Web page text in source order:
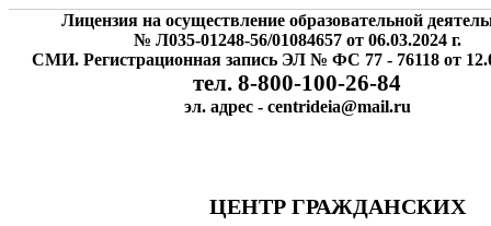
Лицензия на осуществление образовательной
№ Л035-01248-56/01084657 от 06.03.2024 г.
СМИ. Регистрационная запись ЭЛ № ФС 77 - 76118 от
тел. 8-800-100-26-84
эл. адрес - centrideia@mail.ru
ЦЕНТР